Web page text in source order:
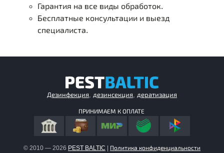
Гарантия на все виды обработок.
Бесплатные консультации и выезд
специалиста.
Дезинфекция, дезинсекция, дератизация
© 2010 — 2026 PEST BALTIC Политика конфиденциальности